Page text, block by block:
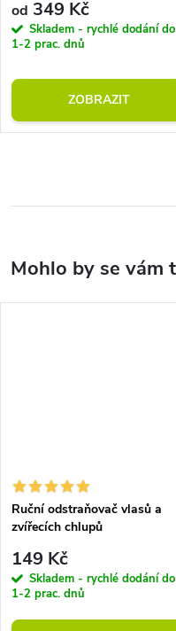
od 349 Kč
Skladem - rychlé dodání do
1-2 prac. dnů
ZOBRAZIT
Ruční odstraňovač vlasů a
zvířecích chlupů
149 Kč
Skladem - rychlé dodání do
1-2 prac. dnů